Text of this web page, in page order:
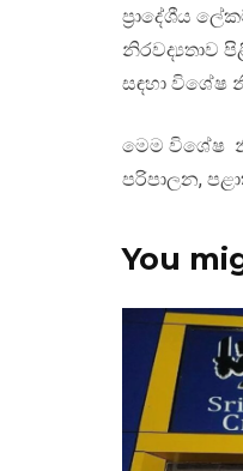
ප්‍රාදේශීය
නිරවද්‍යතාව
සඳහා විශේෂ
මෙම විශේෂ
පරිපාලන,
You